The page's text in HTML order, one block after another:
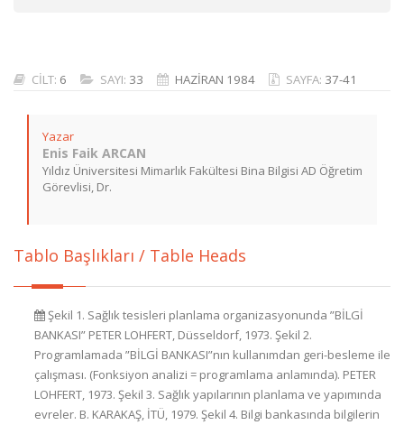
CİLT: 6 SAYI: 33 HAZİRAN 1984 SAYFA: 37-41
Yazar
Enis Faik ARCAN
Yıldız Üniversitesi Mimarlık Fakültesi Bina Bilgisi AD Öğretim
Görevlisi, Dr.
Tablo Başlıkları / Table Heads
Şekil 1. Sağlık tesisleri planlama organizasyonunda ”BİLGİ
BANKASI” PETER LOHFERT, Düsseldorf, 1973. Şekil 2.
Programlamada ”BİLGİ BANKASI”nın kullanımdan geri-besleme ile
çalışması. (Fonksiyon analizi = programlama anlamında). PETER
LOHFERT, 1973. Şekil 3. Sağlık yapılarının planlama ve yapımında
evreler. B. KARAKAŞ, İTÜ, 1979. Şekil 4. Bilgi bankasında bilgilerin